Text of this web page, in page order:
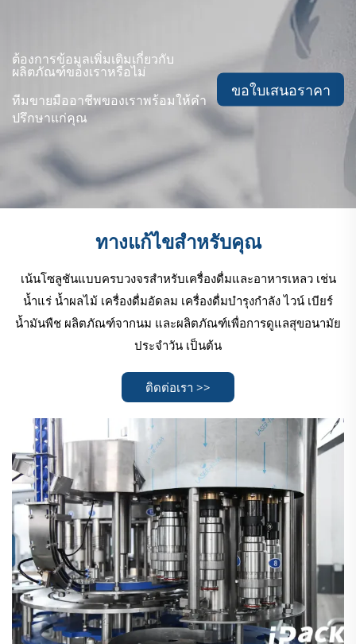
ต้องการข้อมูลเพิ่มเติมเกี่ยวกับ
ผลิตภัณฑ์ของเราหรือไม่
ทีมขายมืออาชีพของเราพร้อมให้คำ
ปรึกษาแก่คุณ
ขอใบเสนอราคา
ทางแก้ไขสําหรับคุณ
เน้นโซลูชันแบบครบวงจรสำหรับเครื่องดื่มและอาหารเหลว เช่น
น้ำแร่ น้ำผลไม้ เครื่องดื่มอัดลม เครื่องดื่มบำรุงกำลัง ไวน์ เบียร์
น้ำมันพืช ผลิตภัณฑ์จากนม และผลิตภัณฑ์เพื่อการดูแลสุขอนามัย
ประจำวัน เป็นต้น
ติดต่อเรา >>